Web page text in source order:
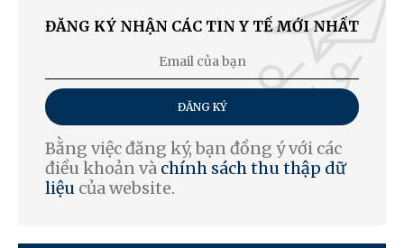
ĐĂNG KÝ NHẬN CÁC TIN Y TẾ MỚI NHẤT
ĐĂNG KÝ
Bằng việc đăng ký, bạn đồng ý với các
điều khoản và chính sách thu thập dữ
liệu của website.